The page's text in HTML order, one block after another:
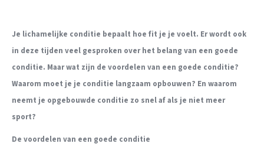
Je lichamelijke conditie bepaalt hoe fit je je voelt. Er wordt ook
in deze tijden veel gesproken over het belang van een goede
conditie. Maar wat zijn de voordelen van een goede conditie?
Waarom moet je je conditie langzaam opbouwen? En waarom
neemt je opgebouwde conditie zo snel af als je niet meer
sport?
De voordelen van een goede conditie